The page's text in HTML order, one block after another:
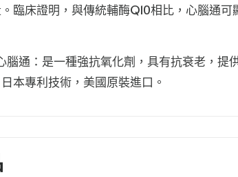
臨床證明，與傳統輔酶Q10相比，心腦通可
腦通：是一種強抗氧化劑，具有抗衰老，
本專利技術，美國原裝進口。